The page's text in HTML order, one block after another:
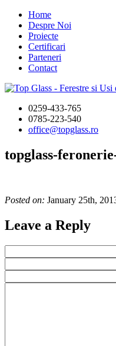
Home
Despre Noi
Proiecte
Certificari
Parteneri
Contact
0259-433-765
0785-223-540
office@topglass.ro
topglass-
Posted on: January 25th,
Leave a Reply